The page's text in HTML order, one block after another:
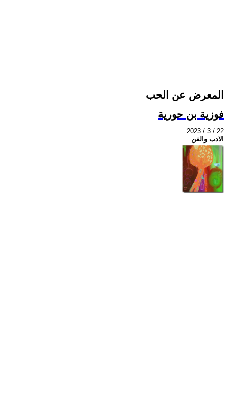
المعرض عن الحب
فوزية بن حورية
2023 / 3 / 22
الادب والفن